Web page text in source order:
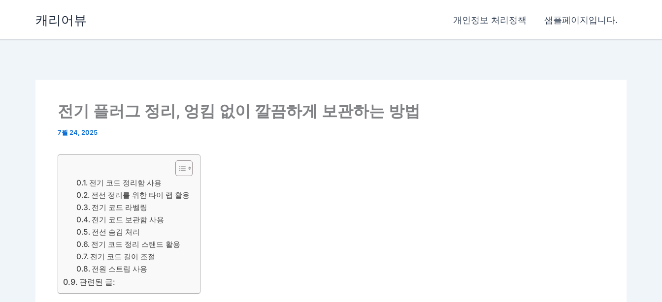
캐리어뷰 개인정보 처리정책 샘플페이지입니다.
전기 플러그 정리, 엉킴 없이 깔끔하게 보관하는 방법
7월 24, 2025
전기 코드 정리함 사용
전선 정리를 위한 타이 랩 활용
전기 코드 라벨링
전기 코드 보관함 사용
전선 숨김 처리
전기 코드 정리 스탠드 활용
전기 코드 길이 조절
전원 스트립 사용
관련된 글: